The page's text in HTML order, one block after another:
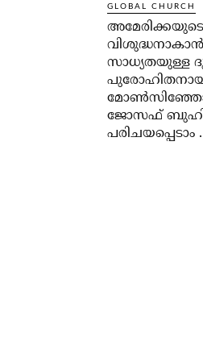
GLOBAL CHURCH
വിശുദ്ധനാകാൻ
സാധ്യതയുള്ള
ജോസഫ്
പരിചയപ്പെടാം .